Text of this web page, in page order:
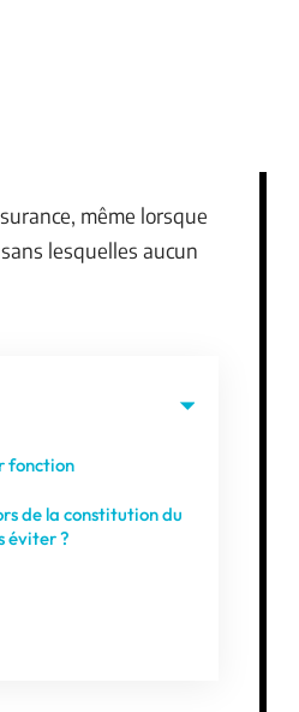
même lorsque
lesquelles aucun
fonction
de la constitution du
éviter ?